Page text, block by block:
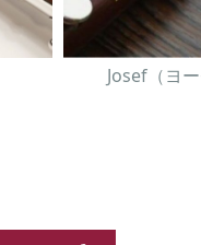
Josef（ヨー